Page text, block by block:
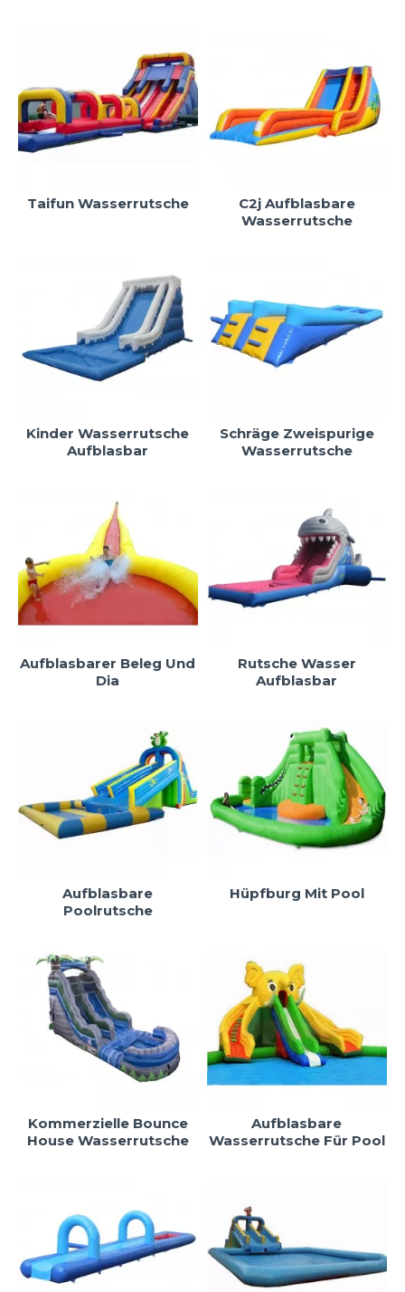
Taifun Wasserrutsche
C2j Aufblasbare
Wasserrutsche
Kinder Wasserrutsche
Aufblasbar
Schräge Zweispurige
Wasserrutsche
Aufblasbarer Beleg Und
Dia
Rutsche Wasser
Aufblasbar
Aufblasbare
Poolrutsche
Hüpfburg Mit Pool
Kommerzielle Bounce
House Wasserrutsche
Aufblasbare
Wasserrutsche Für Pool